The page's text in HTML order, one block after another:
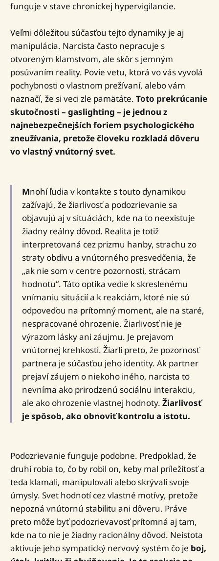
funguje v stave chronickej hypervigilancie.
Veľmi dôležitou súčasťou tejto dynamiky je aj
manipulácia. Narcista často nepracuje s
otvoreným klamstvom, ale skôr s jemným
posúvaním reality. Povie vetu, ktorá vo vás vyvolá
pochybnosti o vlastnom prežívaní, alebo vám
naznačí, že si veci zle pamätáte. Toto prekrúcanie
skutočnosti – gaslighting – je jednou z
najnebezpečnejších foriem psychologického
zneužívania, pretože človeku rozkladá dôveru
vo vlastný vnútorný svet.
Mnohí ľudia v kontakte s touto dynamikou
zažívajú, že žiarlivosť a podozrievanie sa
objavujú aj v situáciách, kde na to neexistuje
žiadny reálny dôvod. Realita je totiž
interpretovaná cez prizmu hanby, strachu zo
straty obdivu a vnútorného presvedčenia, že
„ak nie som v centre pozornosti, strácam
hodnotu“. Táto optika vedie k skreslenému
vnímaniu situácií a k reakciám, ktoré nie sú
odpoveďou na prítomný moment, ale na staré,
nespracované ohrozenie. Žiarlivosť nie je
výrazom lásky ani záujmu. Je prejavom
vnútornej krehkosti. Žiarli preto, že pozornosť
partnera je súčasťou jeho identity. Ak partner
prejaví záujem o niekoho iného, narcista to
nevníma ako prirodzenú sociálnu interakciu,
ale ako ohrozenie vlastnej hodnoty. Žiarlivosť
je spôsob, ako obnoviť kontrolu a istotu.
Podozrievanie funguje podobne. Predpoklad, že
druhí robia to, čo by robil on, keby mal príležitosť a
teda klamali, manipulovali alebo skrývali svoje
úmysly. Svet hodnotí cez vlastné motívy, pretože
nepozná vnútornú stabilitu ani dôveru. Práve
preto môže byť podozrievavosť prítomná aj tam,
kde na to nie je žiadny racionálny dôvod. Neistota
aktivuje jeho sympatický nervový systém čo je boj,